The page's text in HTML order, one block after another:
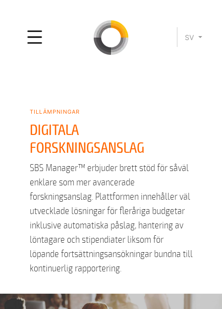
SV
tillämpningar
DIGITALA
FORSKNINGSANSLAG
SBS Manager™ erbjuder brett stöd för såväl
enklare som mer avancerade
forskningsanslag. Plattformen innehåller väl
utvecklade lösningar för fleråriga budgetar
inklusive automatiska påslag, hantering av
löntagare och stipendiater liksom för
löpande fortsättningsansökningar bundna till
kontinuerlig rapportering.